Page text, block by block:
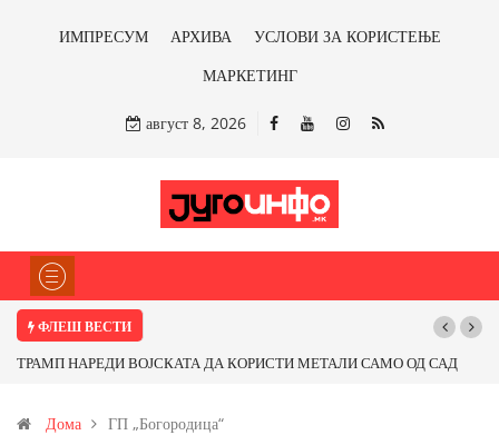
ИМПРЕСУМ АРХИВА
УСЛОВИ ЗА КОРИСТЕЊЕ
МАРКЕТИНГ
август 8, 2026
ФЛЕШ ВЕСТИ
ТРАМП НАРЕДИ ВОЈСКАТА ДА КОРИСТИ МЕТАЛИ САМО ОД САД
Иловица и со антимонот?
Дома ГП „Богородица“